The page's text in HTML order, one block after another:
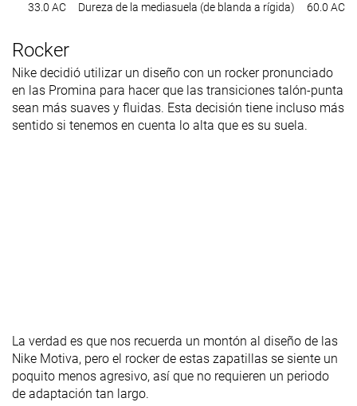
33.0 AC Dureza de la mediasuela (de blanda a rígida) 60.0 AC
Rocker
Nike decidió utilizar un diseño con un rocker pronunciado
en las Promina para hacer que las transiciones talón-punta
sean más suaves y fluidas. Esta decisión tiene incluso más
sentido si tenemos en cuenta lo alta que es su suela.
La verdad es que nos recuerda un montón al diseño de las
Nike Motiva, pero el rocker de estas zapatillas se siente un
poquito menos agresivo, así que no requieren un periodo
de adaptación tan largo.